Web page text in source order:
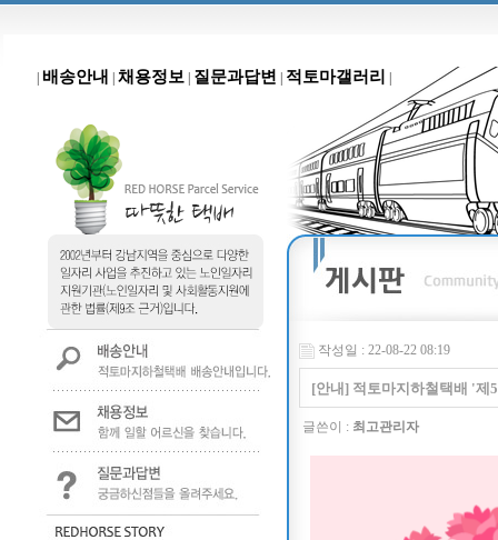
배송안내 채용정보 질문과답변 적토마갤러리
작성일 : 22-08-22 08:19
[안내] 적토마지하철택배 '제
글쓴이 : 최고관리자